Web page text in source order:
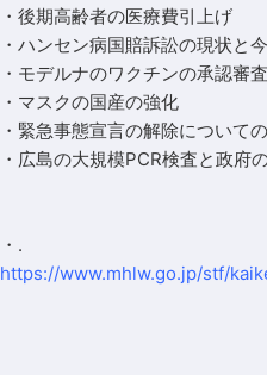
・後期高齢者の医療費引上げ
・ハンセン病国賠訴訟の現状と
・モデルナのワクチンの承認審査
・マスクの国産の強化
・緊急事態宣言の解除について
・広島の大規模PCR検査と政府
・.
https://www.mhlw.go.jp/stf/